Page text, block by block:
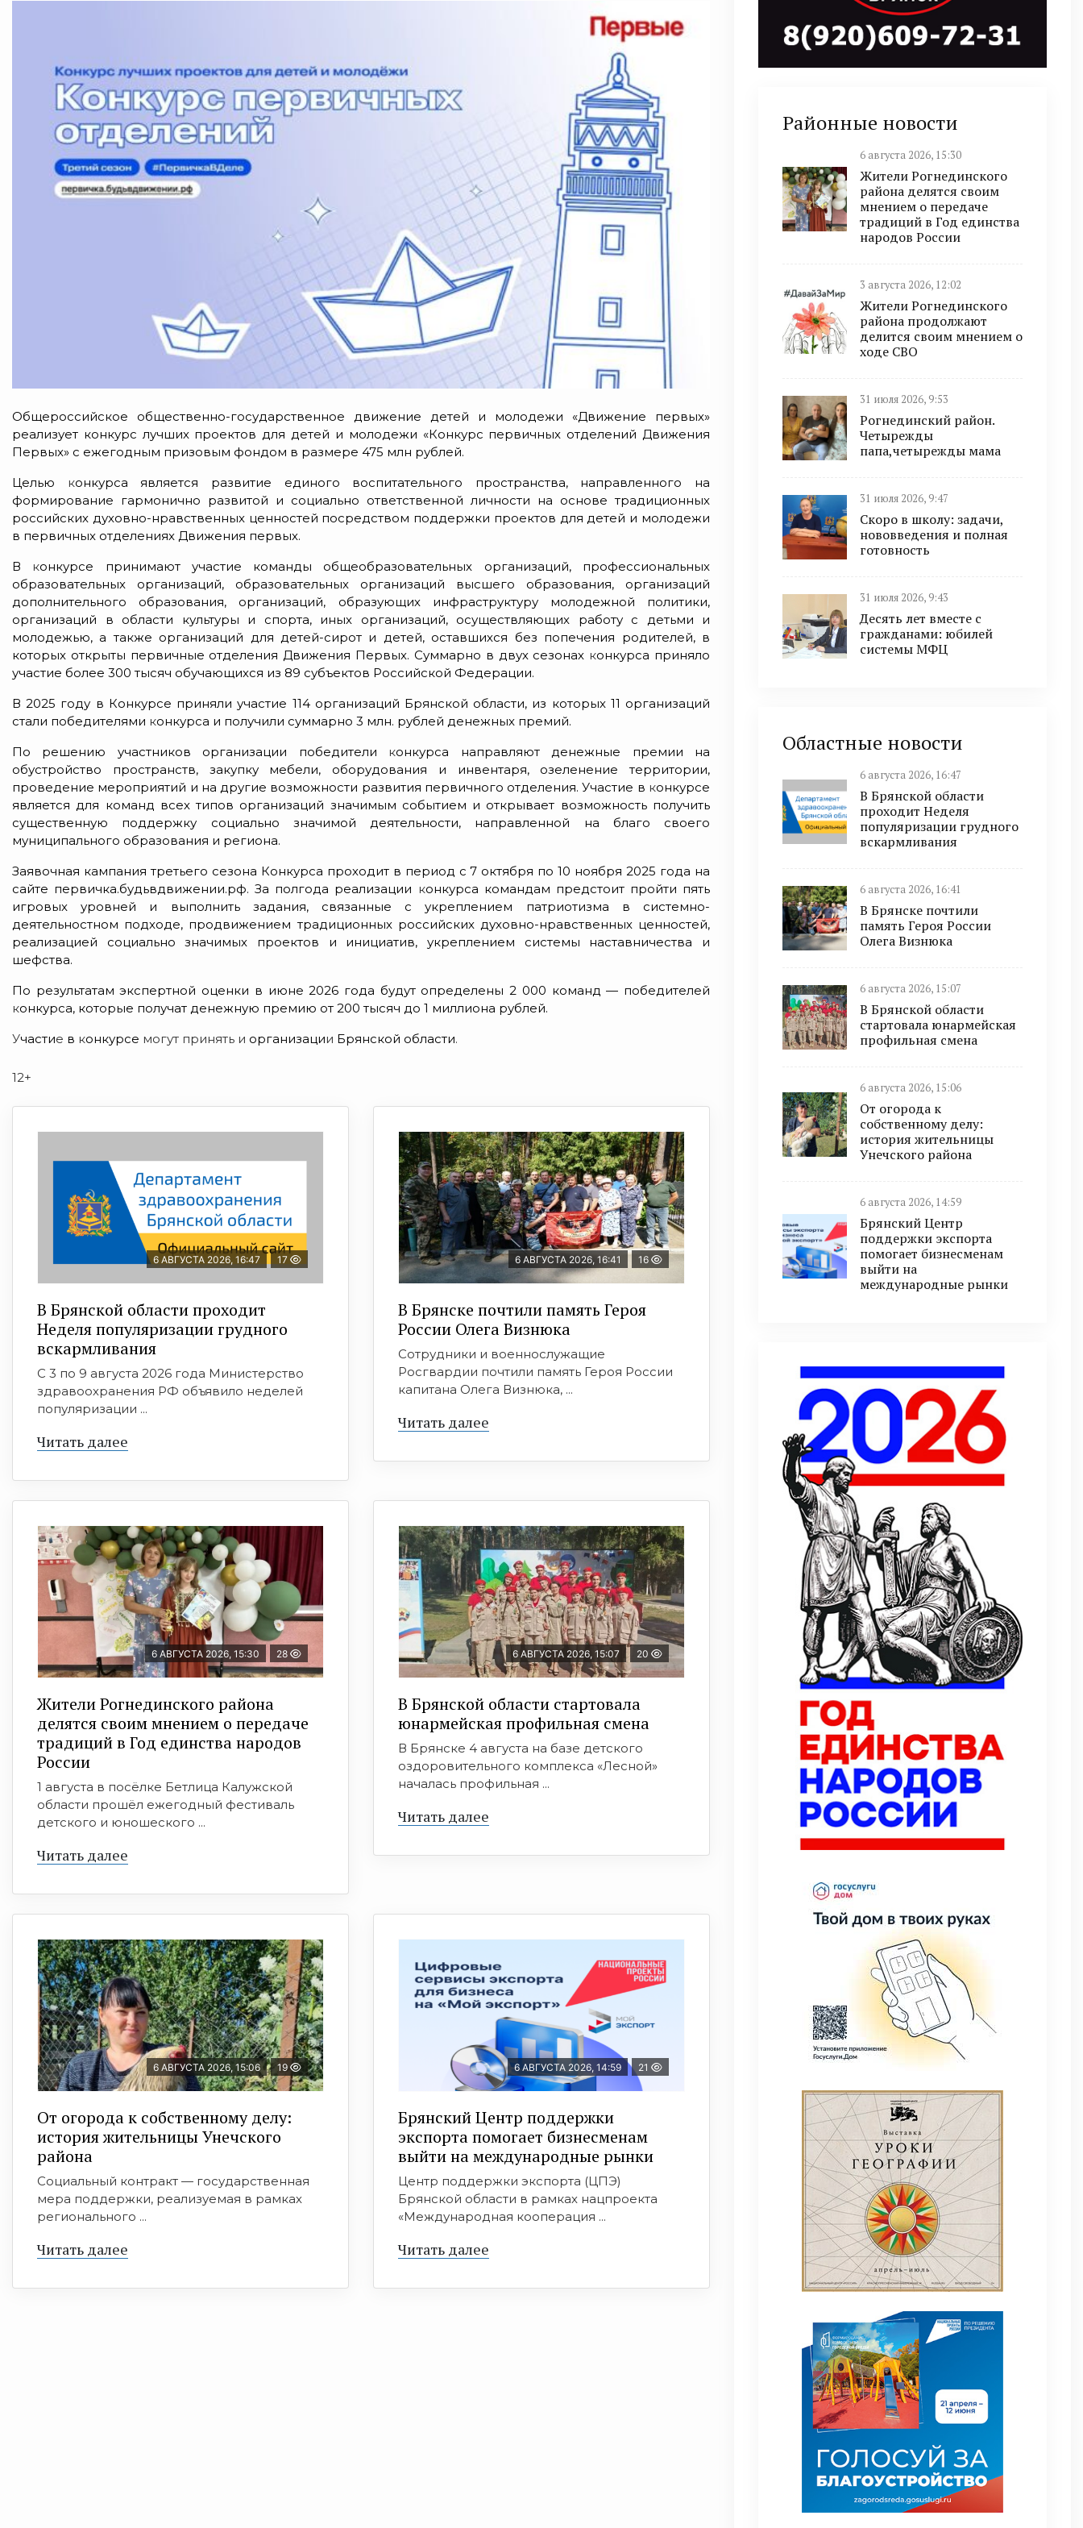
Общероссийское общественно-государственное движение детей и молодежи «Движение первых»
реализует конкурс лучших проектов для детей и молодежи «Конкурс первичных отделений Движения
Первых» с ежегодным призовым фондом в размере 475 млн рублей.
Целью конкурса является развитие единого воспитательного пространства, направленного на
формирование гармонично развитой и социально ответственной личности на основе традиционных
российских духовно-нравственных ценностей посредством поддержки проектов для детей и молодежи
в первичных отделениях Движения первых.
В конкурсе принимают участие команды общеобразовательных организаций, профессиональных
образовательных организаций, образовательных организаций высшего образования, организаций
дополнительного образования, организаций, образующих инфраструктуру молодежной политики,
организаций в области культуры и спорта, иных организаций, осуществляющих работу с детьми и
молодежью, а также организаций для детей-сирот и детей, оставшихся без попечения родителей, в
которых открыты первичные отделения Движения Первых. Суммарно в двух сезонах конкурса приняло
участие более 300 тысяч обучающихся из 89 субъектов Российской Федерации.
В 2025 году в Конкурсе приняли участие 114 организаций Брянской области, из которых 11 организаций
стали победителями конкурса и получили суммарно 3 млн. рублей денежных премий.
По решению участников организации победители конкурса направляют денежные премии на
обустройство пространств, закупку мебели, оборудования и инвентаря, озеленение территории,
проведение мероприятий и на другие возможности развития первичного отделения. Участие в конкурсе
является для команд всех типов организаций значимым событием и открывает возможность получить
существенную поддержку социально значимой деятельности, направленной на благо своего
муниципального образования и региона.
Заявочная кампания третьего сезона Конкурса проходит в период с 7 октября по 10 ноября 2025 года на
сайте первичка.будьвдвижении.рф. За полгода реализации конкурса командам предстоит пройти пять
игровых уровней и выполнить задания, связанные с укреплением патриотизма в системно-
деятельностном подходе, продвижением традиционных российских духовно-нравственных ценностей,
реализацией социально значимых проектов и инициатив, укреплением системы наставничества и
шефства.
По результатам экспертной оценки в июне 2026 года будут определены 2 000 команд — победителей
конкурса, которые получат денежную премию от 200 тысяч до 1 миллиона рублей.
Участие в конкурсе могут принять и организации Брянской области.
12+
6 АВГУСТА 2026, 16:47 17
В Брянской области проходит
Неделя популяризации грудного
вскармливания
С 3 по 9 августа 2026 года Министерство
здравоохранения РФ объявило неделей
популяризации ...
Читать далее
6 АВГУСТА 2026, 16:41 16
В Брянске почтили память Героя
России Олега Визнюка
Сотрудники и военнослужащие
Росгвардии почтили память Героя России
капитана Олега Визнюка, ...
Читать далее
6 АВГУСТА 2026, 15:30 28
Жители Рогнединского района
делятся своим мнением о передаче
традиций в Год единства народов
России
1 августа в посёлке Бетлица Калужской
области прошёл ежегодный фестиваль
детского и юношеского ...
Читать далее
6 АВГУСТА 2026, 15:07 20
В Брянской области стартовала
юнармейская профильная смена
В Брянске 4 августа на базе детского
оздоровительного комплекса «Лесной»
началась профильная ...
Читать далее
6 АВГУСТА 2026, 15:06 19
От огорода к собственному делу:
история жительницы Унечского
района
Социальный контракт — государственная
мера поддержки, реализуемая в рамках
регионального ...
Читать далее
6 АВГУСТА 2026, 14:59 21
Брянский Центр поддержки
экспорта помогает бизнесменам
выйти на международные рынки
Центр поддержки экспорта (ЦПЭ)
Брянской области в рамках нацпроекта
«Международная кооперация ...
Читать далее
Районные новости
6 августа 2026, 15:30
Жители Рогнединского
района делятся своим
мнением о передаче
традиций в Год единства
народов России
3 августа 2026, 12:02
Жители Рогнединского
района продолжают
делится своим мнением о
ходе СВО
31 июля 2026, 9:53
Рогнединский район.
Четырежды
папа,четырежды мама
31 июля 2026, 9:47
Скоро в школу: задачи,
нововведения и полная
готовность
31 июля 2026, 9:43
Десять лет вместе с
гражданами: юбилей
системы МФЦ
Областные новости
6 августа 2026, 16:47
В Брянской области
проходит Неделя
популяризации грудного
вскармливания
6 августа 2026, 16:41
В Брянске почтили
память Героя России
Олега Визнюка
6 августа 2026, 15:07
В Брянской области
стартовала юнармейская
профильная смена
6 августа 2026, 15:06
От огорода к
собственному делу:
история жительницы
Унечского района
6 августа 2026, 14:59
Брянский Центр
поддержки экспорта
помогает бизнесменам
выйти на
международные рынки